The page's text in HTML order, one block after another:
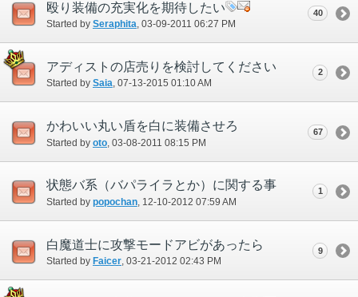
殴り装備の充実化を期待したい
Started by Seraphita ‎, 03-09-2011 06:27 PM
40
アディストの店売りを検討してください
Started by Saia‎, 07-13-2015 01:10 AM
2
かわいい丸い盾を白に装備させろ
Started by oto ‎, 03-08-2011 08:15 PM
67
状態バ系（バパライラとか）に関する事
Started by popochan‎, 12-10-2012 07:59 AM
1
白魔道士に攻撃モードアビがあったら
Started by Faicer‎, 03-21-2012 02:43 PM
9